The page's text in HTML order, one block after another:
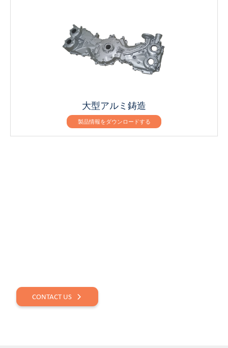
大型アルミ鋳造
製品情報をダウンロードする
CONTACT US